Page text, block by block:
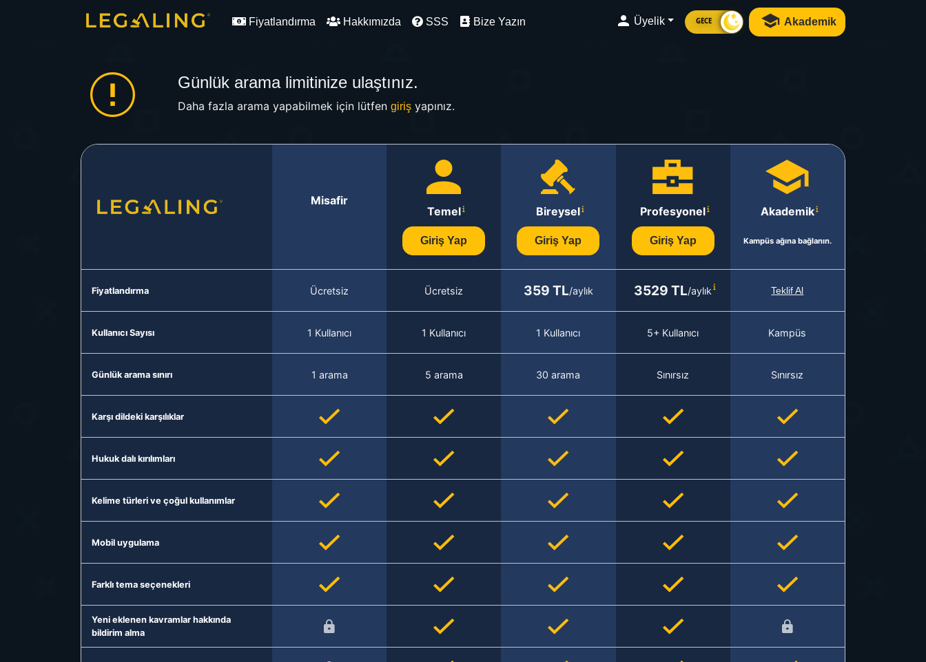
Fiyatlandırma Hakkımızda SSS Bize Yazın Üyelik GECE Akademik
Günlük arama limitinize ulaştınız.
Daha fazla arama yapabilmek için lütfen girişyapınız.
Misafir
Temel
Giriş Yap
Bireysel
Giriş Yap
Profesyonel
Giriş Yap
Akademik
Kampüs ağına bağlanın.
Fiyatlandırma Ücretsiz Ücretsiz 359 TL/aylık 3529 TL/aylık Teklif Al
Kullanıcı Sayısı 1 Kullanıcı 1 Kullanıcı 1 Kullanıcı 5+ Kullanıcı Kampüs
Günlük arama sınırı 1 arama 5 arama 30 arama Sınırsız Sınırsız
Karşı dildeki karşılıklar
Hukuk dalı kırılımları
Kelime türleri ve çoğul kullanımlar
Mobil uygulama
Farklı tema seçenekleri
Yeni eklenen kavramlar hakkında
bildirim alma